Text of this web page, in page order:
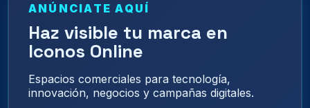
ANÚNCIATE AQUÍ
Haz visible tu marca en
Iconos Online
Espacios comerciales para tecnología,
innovación, negocios y campañas digitales.